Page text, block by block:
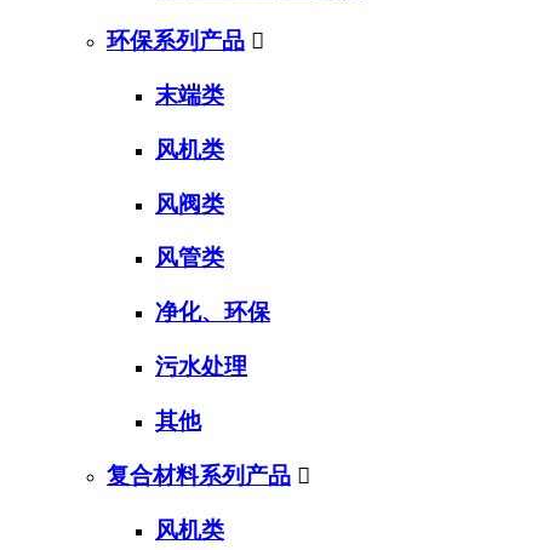
环保系列产品 
末端类
风机类
风阀类
风管类
净化、环保
污水处理
其他
复合材料系列产品 
风机类